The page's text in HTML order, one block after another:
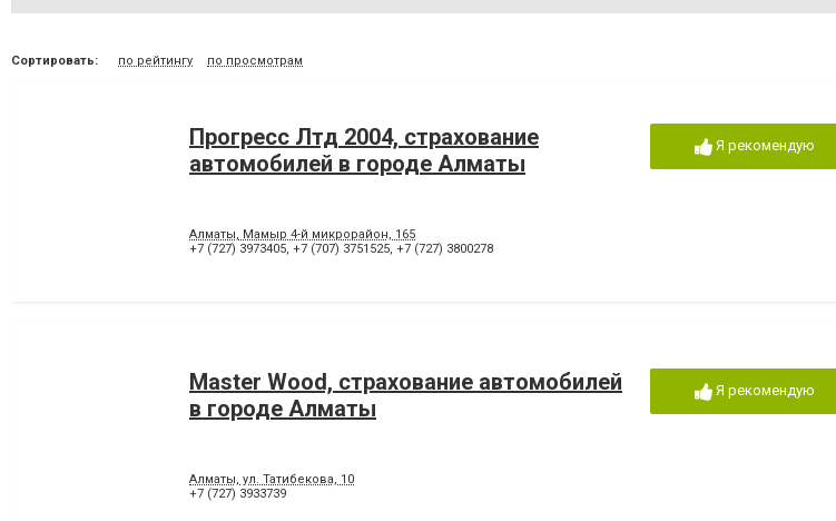
Сортировать: по рейтингу по просмотрам
Прогресс Лтд 2004, страхование
автомобилей в городе Алматы
Алматы, Мамыр 4-й микрорайон, 165
+7 (727) 3973405, +7 (707) 3751525, +7 (727) 3800278
Я рекомендую
Master Wood, страхование автомобилей
в городе Алматы
Алматы, ул. Татибекова, 10
+7 (727) 3933739
Я рекомендую